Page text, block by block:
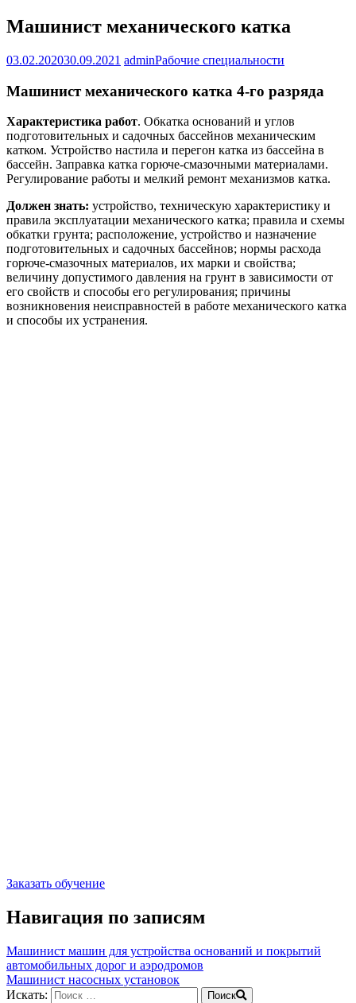
Машинист механического катка
03.02.202030.09.2021 adminРабочие специальности
Машинист механического катка 4-го разряда
Характеристика работ. Обкатка оснований и углов
подготовительных и садочных бассейнов механическим
катком. Устройство настила и перегон катка из бассейна в
бассейн. Заправка катка горюче-смазочными материалами.
Регулирование работы и мелкий ремонт механизмов катка.
Должен знать: устройство, техническую характеристику и
правила эксплуатации механического катка; правила и схемы
обкатки грунта; расположение, устройство и назначение
подготовительных и садочных бассейнов; нормы расхода
горюче-смазочных материалов, их марки и свойства;
величину допустимого давления на грунт в зависимости от
его свойств и способы его регулирования; причины
возникновения неисправностей в работе механического катка
и способы их устранения.
Заказать обучение
Навигация по записям
Машинист машин для устройства оснований и покрытий
автомобильных дорог и аэродромов
Машинист насосных установок
Искать:
Поиск